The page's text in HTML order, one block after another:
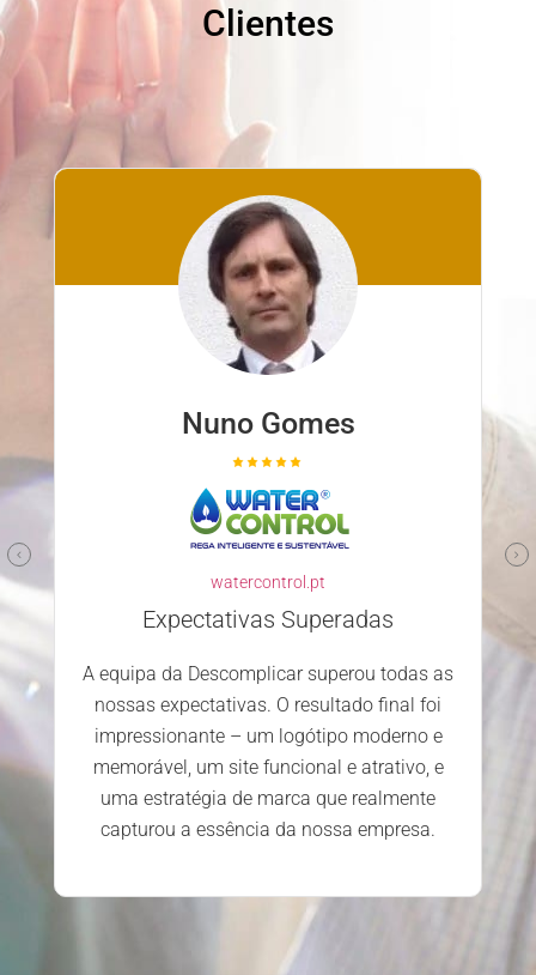
Clientes
Nuno Ferreira
familyclinic.pt
Parceiro confiável e competente
Escolher a Descomplicar.pt para
desenvolver o nosso site foi uma excelente
equipa mostrou-se profissional, atenciosa e
dedicada. Estamos extremamente
satisfeitos com o serviço prestado e os
resultados alcançados.